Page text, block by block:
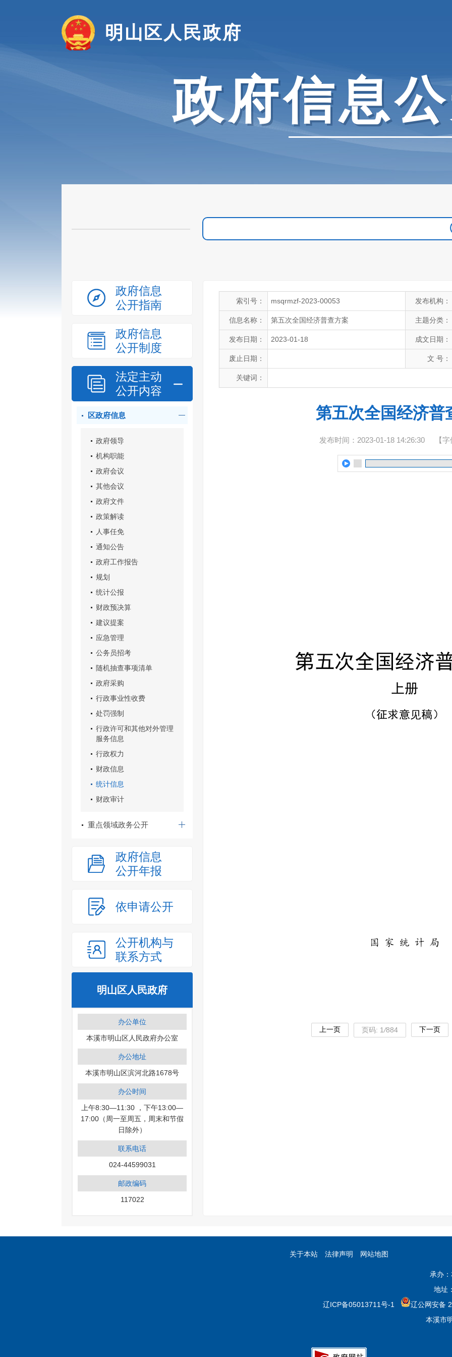
明山区人民政府
政府信息
政府信息
公开指南
政府信息
公开制度
法定主动
公开内容
区政府信息
政府领导
机构职能
政府会议
其他会议
政府文件
政策解读
人事任免
通知公告
政府工作报告
规划
统计公报
财政预决算
建议提案
应急管理
公务员招考
随机抽查事项清单
政府采购
行政事业性收费
处罚强制
行政许可和其他对外管理
服务信息
行政权力
财政信息
统计信息
财政审计
重点领域政务公开
政府信息
公开年报
依申请公开
公开机构与
联系方式
明山区人民政府
办公单位
本溪市明山区人民政府办公室
办公地址
本溪市明山区滨河北路1678号
办公时间
上午8:30—11:30 ，下午13:00—
17:00（周一至周五，周末和节假
日除外）
联系电话
024-44599031
邮政编码
117022
索引号： msqrmzf-2023-00053 发布机构：
信息名称： 第五次全国经济普查方案 主题分类：
发布日期： 2023-01-18 成文日期：
废止日期： 文 号：
关键词：
第五次全国经济普
发布时间：2023-01-18 14:26:30 【
上一页 页码: 1/884 下一页
关于本站 法律声明 网站地图
承办
地址
辽ICP备05013711号-1
辽公网安备
本溪市